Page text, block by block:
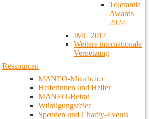
Tolerantia
Awards
2024
IMC 2017
Weitere internationale
Vernetzung
Ressourcen
MANEO-Mitarbeiter
Helferinnen und Helfer
MANEO-Beirat
Würdigungsfeier
Spenden und Charity-Events